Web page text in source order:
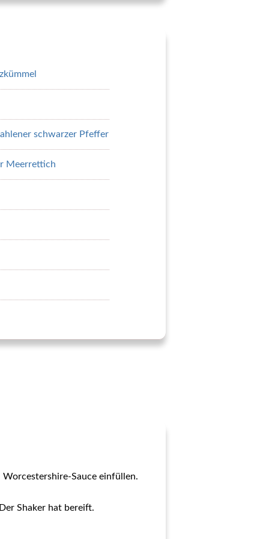
schwarzer Pfeffer
Meerrettich
Sauce einfüllen.
Shaker hat bereift.